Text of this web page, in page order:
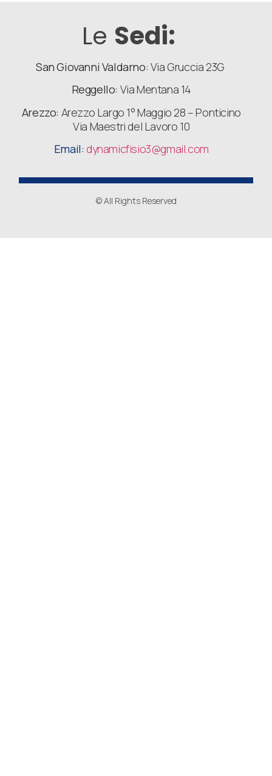
Le Sedi:
San Giovanni Valdarno: Via Gruccia 23G
Reggello: Via Mentana 14
Arezzo: Arezzo Largo 1° Maggio 28 – Ponticino
Via Maestri del Lavoro 10
Email: dynamicfisio3@gmail.com
© All Rights Reserved